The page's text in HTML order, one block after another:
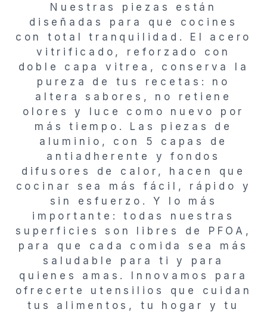
Nuestras piezas están
diseñadas para que cocines
con total tranquilidad. El acero
vitrificado, reforzado con
doble capa vitrea, conserva la
pureza de tus recetas: no
altera sabores, no retiene
olores y luce como nuevo por
más tiempo. Las piezas de
aluminio, con 5 capas de
antiadherente y fondos
difusores de calor, hacen que
cocinar sea más fácil, rápido y
sin esfuerzo. Y lo más
importante: todas nuestras
superficies son libres de PFOA,
para que cada comida sea más
saludable para ti y para
quienes amas. Innovamos para
ofrecerte utensilios que cuidan
tus alimentos, tu hogar y tu